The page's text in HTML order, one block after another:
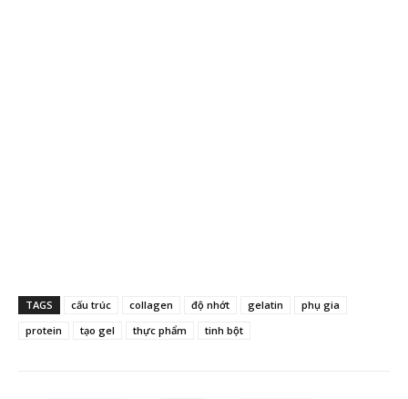
TAGS cấu trúc collagen độ nhớt gelatin
phụ gia
protein
tạo gel thực phẩm tinh bột